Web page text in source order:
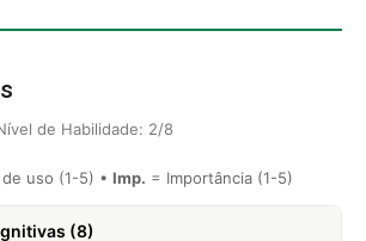
de Habilidade: 2/8
uso (1-5) • Imp. = Importância (1-5)
(8)